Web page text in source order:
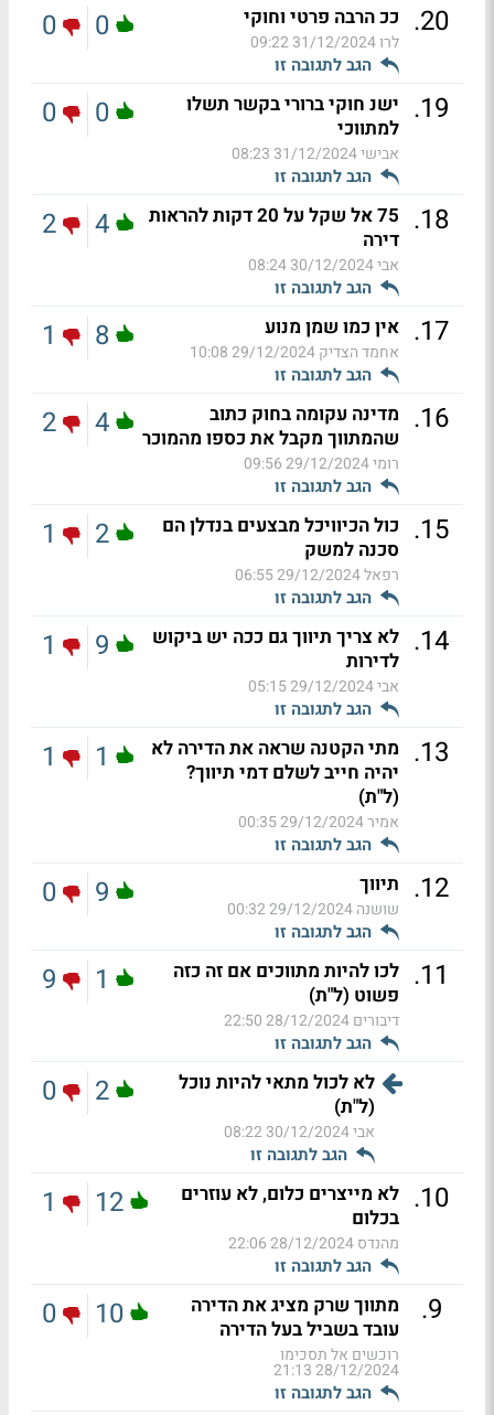
20
. ככ הרבה פרטי וחוקי
לרו31/12/2024 09:22
הגב לתגובה זו
0
0
19
. ישנ חוקי ברורי בקשר תשלו
למתווכי
אבישי31/12/2024 08:23
הגב לתגובה זו
0
0
18
.
75 אל שקל על 20 דקות להראות
דירה
אבי30/12/2024 08:24
הגב לתגובה זו
4
2
17
. אין כמו שמן מנוע
אחמד הצדיק29/12/2024 10:08
הגב לתגובה זו
8
1
16
. מדינה עקומה בחוק כתוב
שהמתווך מקבל את כספו מהמוכר
רומי29/12/2024 09:56
הגב לתגובה זו
4
2
15
.
כול הכיוויכל מבצעים בנדלן הם
סכנה למשק
רפאל29/12/2024 06:55
הגב לתגובה זו
2
1
14
.
לא צריך תיווך גם ככה יש ביקוש
לדירות
אבי29/12/2024 05:15
הגב לתגובה זו
9
1
13
. מתי הקטנה שראה את הדירה לא
יהיה חייב לשלם דמי תיווך?
(ל"ת)
אמיר29/12/2024 00:35
הגב לתגובה זו
1
1
12
. תיווך
שושנה29/12/2024 00:32
הגב לתגובה זו
9
0
11
. לכו להיות מתווכים אם זה כזה
פשוט (ל"ת)
דיבורים28/12/2024 22:50
הגב לתגובה זו
1
9
לא לכול מתאי להיות נוכל
(ל"ת)
אבי30/12/2024 08:22
הגב לתגובה זו
2
0
10
. לא מייצרים כלום, לא עוזרים
בכלום
מהנדס28/12/2024 22:06
הגב לתגובה זו
12
1
9
.
מתווך שרק מציג את הדירה
עובד בשביל בעל הדירה
רוכשים אל תסכימו
28/12/2024 21:13
הגב לתגובה זו
10
0